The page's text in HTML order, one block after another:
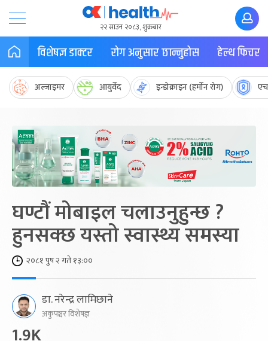
२२ साउन २०८३, शुक्रबार
विशेषज्ञ डाक्टर रोग अनुसार छान्नुहोस हेल्थ फिचर
अल्जाइमर आयुर्वेद इन्डोक्राइन (हर्मोन रोग)
घण्टौं मोबाइल चलाउनुहुन्छ ?
हुनसक्छ यस्तो स्वास्थ्य समस्या
२०८१ पुष २ गते १३:००
डा. नरेन्द्र लामिछाने
अकुपञ्चर विशेषज्ञ
1.9K